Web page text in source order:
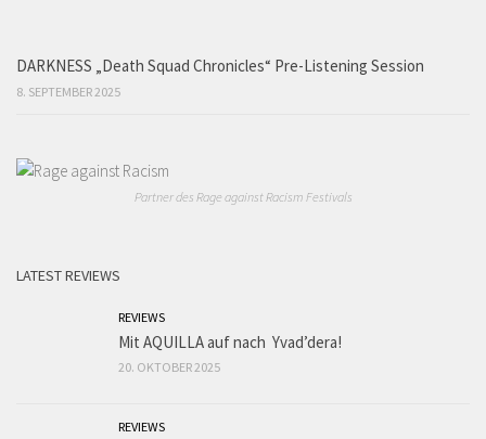
DARKNESS „Death Squad Chronicles“ Pre-Listening Session
8. SEPTEMBER 2025
Partner des Rage against Racism Festivals
LATEST REVIEWS
REVIEWS
Mit AQUILLA auf nach Yvad’dera!
20. OKTOBER 2025
REVIEWS